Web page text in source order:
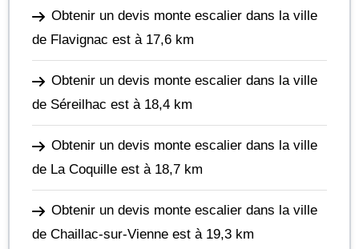
Obtenir un devis monte escalier dans la ville
de Flavignac est à 17,6 km
Obtenir un devis monte escalier dans la ville
de Séreilhac est à 18,4 km
Obtenir un devis monte escalier dans la ville
de La Coquille est à 18,7 km
Obtenir un devis monte escalier dans la ville
de Chaillac-sur-Vienne est à 19,3 km